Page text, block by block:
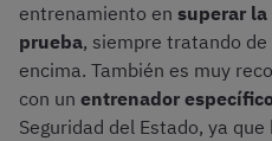
entrenamiento en superar la
prueba, siempre tratando
encima. También es muy
con un entrenador
Seguridad del Estado, ya